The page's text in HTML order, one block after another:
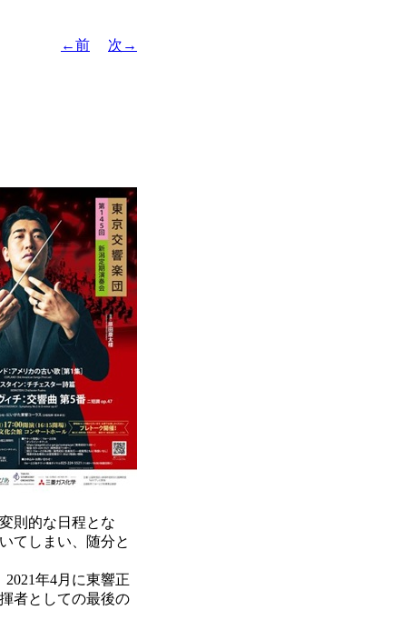
←前
次→
則的な日程とな
てしまい、随分と
年4月に東響正
者としての最後の